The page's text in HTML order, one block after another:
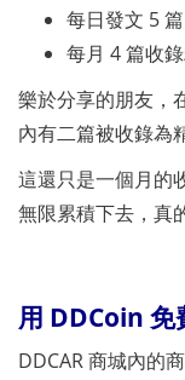
每日發文 5
每月 4 篇收
樂於分享的朋友，
內有二篇被收錄為
這還只是一個月的
無限累積下去，真
用 DDCoin 免
DDCAR 商城內的